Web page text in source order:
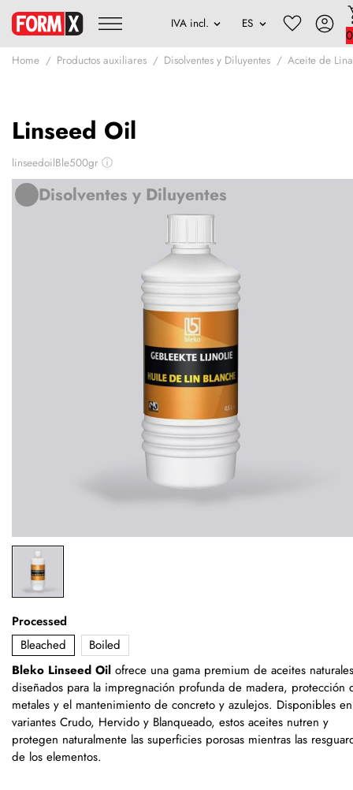
0
Home Productos auxiliares Disolventes y Diluyentes Aceite de
Linseed Oil
linseedoilBle500gr ⓘ
Disolventes y Diluyentes
Processed
Bleached
Boiled
Bleko Linseed Oil ofrece una gama premium de aceites naturales
diseñados para la impregnación profunda de madera, protección
metales y el mantenimiento de concreto y azulejos. Disponibles en
variantes Crudo, Hervido y Blanqueado, estos aceites nutren y
protegen naturalmente las superficies porosas mientras las
de los elementos.